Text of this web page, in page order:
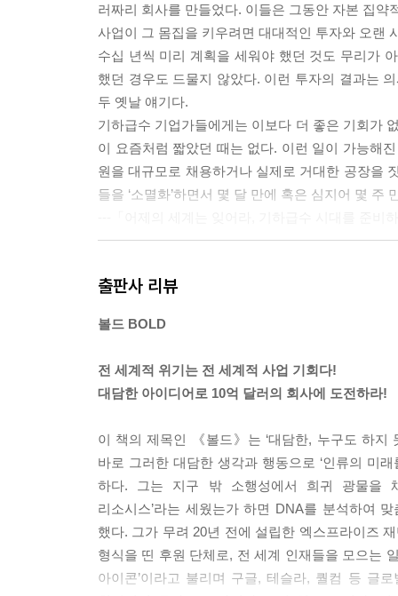
러짜리 회사를 만들었다. 이들은 그동안 자본 집
사업이 그 몸집을 키우려면 대대적인 투자와 오랜
수십 년씩 미리 계획을 세워야 했던 것도 무리가
했던 경우도 드물지 않았다. 이런 투자의 결과는
두 옛날 얘기다.
기하급수 기업가들에게는 이보다 더 좋은 기회가
이 요즘처럼 짧았던 때는 없다. 이런 일이 가능해
원을 대규모로 채용하거나 실제로 거대한 공장을
들을 ‘소멸화’하면서 몇 달 만에 혹은 심지어 몇
티가 제3장에서 다룬 많은 기하급수 기술들이 교
하며, 합성생물학은 노화된 줄기세포의 잘못된 게
작될 것이다.
---「5대 유망 기술」중에서
구글엑스가 전통적인 스컹크 워크스와 다른 점은
1,000퍼센트의 실적이다. 10배의 개선이라고 하
큰 목표는 10배 더 어려울 것이라고 생각하지만,
그렇지 않을 것 같은데 말이죠. 하지만 10퍼센트
해보려고 애쓰죠. 현 상태에서 출발해 기존의 가
세계인들보다 우리 직원이 더 똑똑한지를 겨뤄보
수가 없어요. 그렇지만 문샷 사고를 하겠다고, 10
출판사 리뷰
볼드 BOLD
전 세계적 위기는 전 세계적 사업 기회다!
대담한 아이디어로 10억 달러의 회사에 도전하라!
이 책의 제목인 《볼드》는 ‘대담한, 누구도 하지
바로 그러한 대담한 생각과 행동으로 ‘인류의 미
하다. 그는 지구 밖 소행성에서 희귀 광물을
리소시스’라는 세웠는가 하면 DNA를 분석하여
했다. 그가 무려 20년 전에 설립한 엑스프라이즈
형식을 띤 후원 단체로, 전 세계 인재들을 모으는
아이콘’이라고 불리며 구글, 테슬라, 퀄컴 등 글